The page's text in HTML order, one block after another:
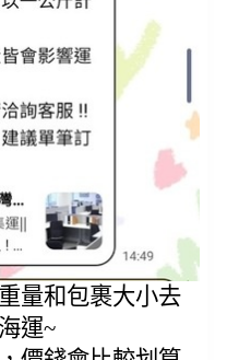
量和包裹大小去
運~